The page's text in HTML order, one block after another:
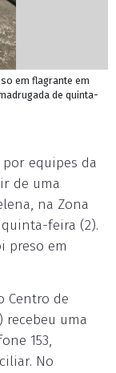
em flagrante em
de quinta-
equipes da
de uma
na Zona
feira (2).
preso em
Centro de
recebeu uma
153,
No